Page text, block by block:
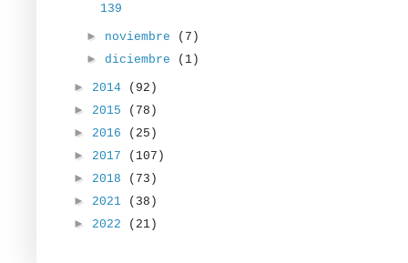
139
► noviembre
(7)
► diciembre
(1)
► 2014
(92)
► 2015
(78)
► 2016
(25)
► 2017
(107)
► 2018
(73)
► 2021
(38)
► 2022 (21)